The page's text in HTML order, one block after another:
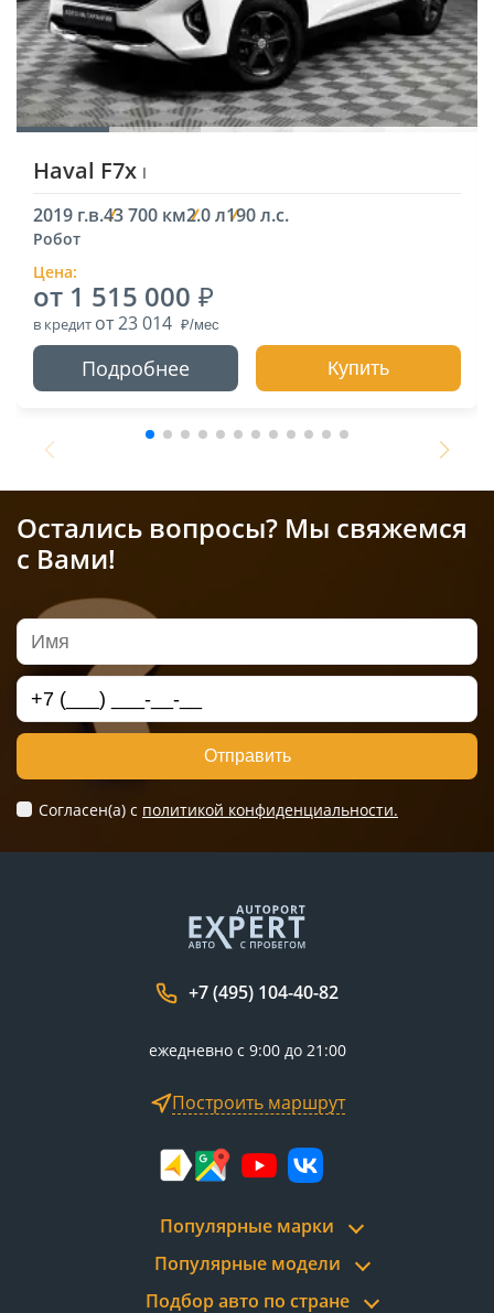
Haval F7x I
2019 г.в.43 700 км2.0 л190 л.с.
Робот
Цена:
от 1 515 000
в кредит от 23 014
Подробнее Купить
Остались вопросы? Мы свяжемся
с Вами!
Отправить
Согласен(а) c политикой конфиденциальности.
+7 (495) 104-40-82
ежедневно с 9:00 до 21:00
Построить маршрут
Популярные марки
Популярные модели
Подбор авто по стране